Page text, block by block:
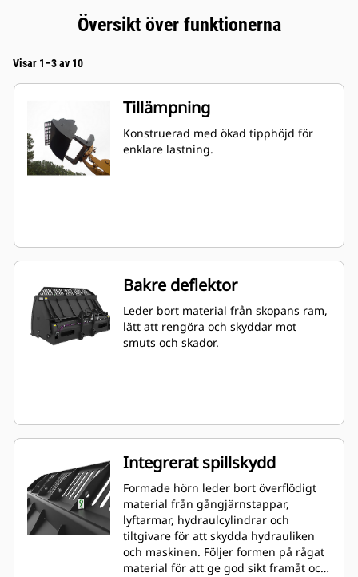
Översikt över funktionerna
Visar 1–3 av 10
Tillämpning
Konstruerad med ökad tipphöjd för
enklare lastning.
Bakre deflektor
Leder bort material från skopans ram,
lätt att rengöra och skyddar mot
smuts och skador.
Integrerat spillskydd
Formade hörn leder bort överflödigt
material från gångjärnstappar,
lyftarmar, hydraulcylindrar och
tiltgivare för att skydda hydrauliken
och maskinen. Följer formen på rågat
material för att ge god sikt framåt och